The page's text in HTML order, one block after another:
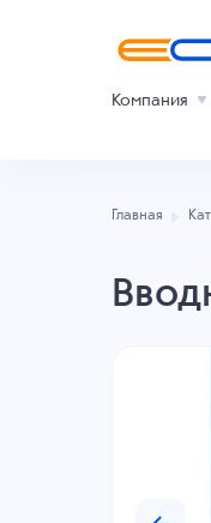
Компания
Главная